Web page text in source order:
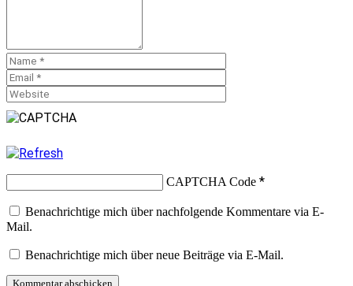
CAPTCHA Code *
Benachrichtige mich über nachfolgende Kommentare via E-
Mail.
Benachrichtige mich über neue Beiträge via E-Mail.